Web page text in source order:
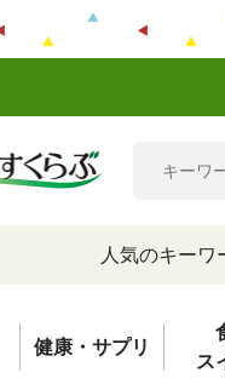
人気のキーワ
健康・サプリ
ス